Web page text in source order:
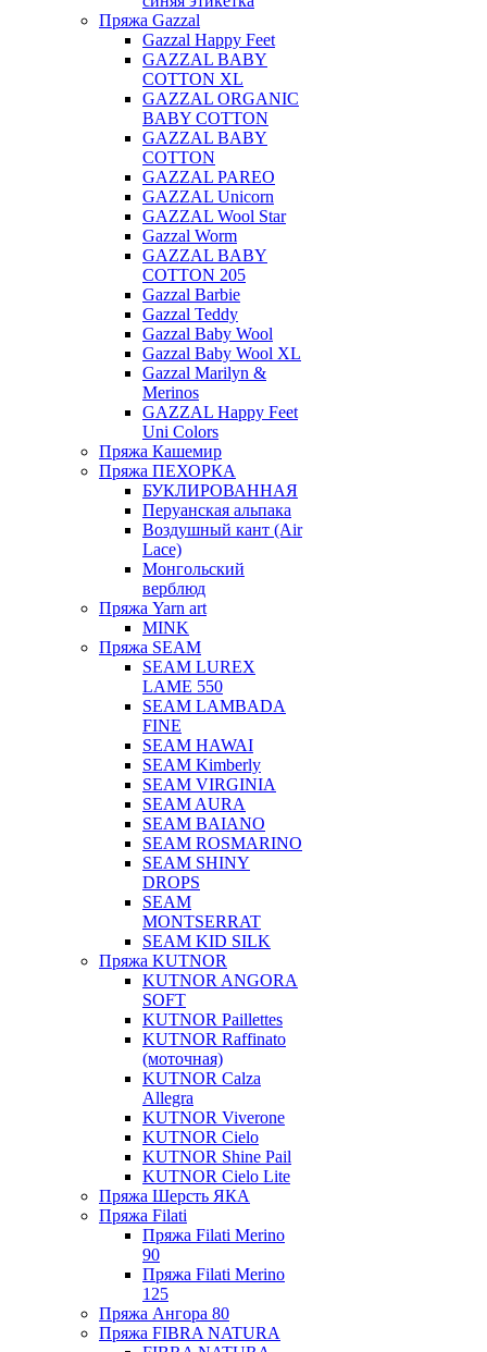
Пряжа Gazzal
Gazzal Happy Feet
GAZZAL BABY
COTTON XL
GAZZAL ORGANIC
BABY COTTON
GAZZAL BABY
COTTON
GAZZAL PAREO
GAZZAL Unicorn
GAZZAL Wool Star
Gazzal Worm
GAZZAL BABY
COTTON 205
Gazzal Barbie
Gazzal Teddy
Gazzal Baby Wool
Gazzal Baby Wool XL
Gazzal Marilyn &
Merinos
GAZZAL Happy Feet
Uni Colors
Пряжа Кашемир
Пряжа ПЕХОРКА
БУКЛИРОВАННАЯ
Перуанская альпака
Воздушный кант (Air
Lace)
Монгольский
верблюд
Пряжа Yarn art
MINK
Пряжа SEAM
SEAM LUREX
LAME 550
SEAM LAMBADA
FINE
SEAM HAWAI
SEAM Kimberly
SEAM VIRGINIA
SEAM AURA
SEAM BAIANO
SEAM ROSMARINO
SEAM SHINY
DROPS
SEAM
MONTSERRAT
SEAM KID SILK
Пряжа KUTNOR
KUTNOR ANGORA
SOFT
KUTNOR Paillettes
KUTNOR Raffinato
(моточная)
KUTNOR Calza
Allegra
KUTNOR Viverone
KUTNOR Cielo
KUTNOR Shine Pail
KUTNOR Cielo Lite
Пряжа Шерсть ЯКА
Пряжа Filati
Пряжа Filati Merino
90
Пряжа Filati Merino
125
Пряжа Ангора 80
Пряжа FIBRA NATURA